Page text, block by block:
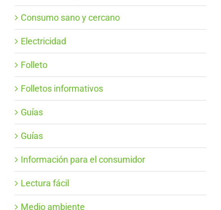
Consumo sano y cercano
Electricidad
Folleto
Folletos informativos
Guías
Guías
Información para el consumidor
Lectura fácil
Medio ambiente